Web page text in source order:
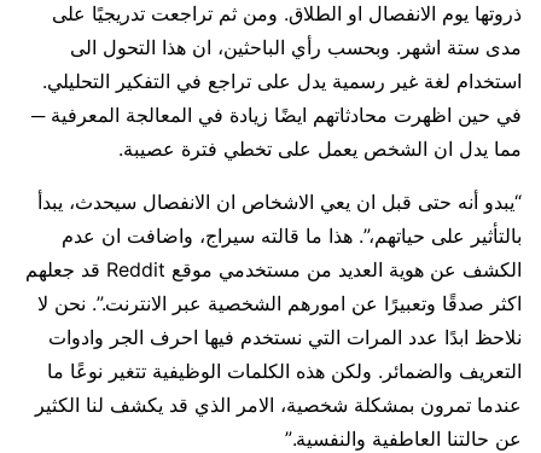
ذروتها يوم الانفصال او الطلاق. ومن ثم تراجعت تدريجيًا على
مدى ستة اشهر. وبحسب رأي الباحثين، ان هذا التحول الى
استخدام لغة غير رسمية يدل على تراجع في التفكير التحليلي.
في حين اظهرت محادثاتهم ايضًا زيادة في المعالجة المعرفية ─
مما يدل ان الشخص يعمل على تخطي فترة عصيبة.
“يبدو أنه حتى قبل ان يعي الاشخاص ان الانفصال سيحدث، يبدأ
بالتأثير على حياتهم،”. هذا ما قالته سيراج، واضافت ان عدم
الكشف عن هوية العديد من مستخدمي موقع Reddit قد جعلهم
اكثر صدقًا وتعبيرًا عن امورهم الشخصية عبر الانترنت.”. نحن لا
نلاحظ ابدًا عدد المرات التي نستخدم فيها احرف الجر وادوات
التعريف والضمائر. ولكن هذه الكلمات الوظيفية تتغير نوعًا ما
عندما تمرون بمشكلة شخصية، الامر الذي قد يكشف لنا الكثير
عن حالتنا العاطفية والنفسية.”